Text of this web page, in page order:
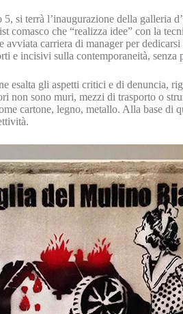
si terrà l’inaugurazione della galleria
comasco che “realizza idee” con la
avviata carriera di manager per
e incisivi sulla contemporaneità, senza
esalta gli aspetti critici e di denuncia,
non sono muri, mezzi di trasporto o
cartone, legno, metallo. Alla base di